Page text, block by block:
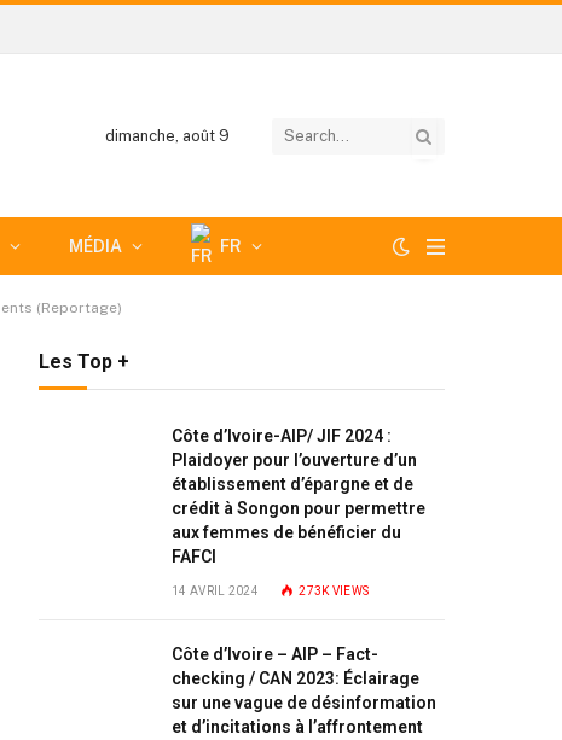
dimanche, août 9
MÉDIA FR
(Reportage)
Les Top +
Côte d’Ivoire-AIP/ JIF 2024 :
Plaidoyer pour l’ouverture d’un
établissement d’épargne et de
crédit à Songon pour permettre
aux femmes de bénéficier du
FAFCI
14 AVRIL 2024 273K VIEWS
Côte d’Ivoire – AIP – Fact-
checking / CAN 2023: Éclairage
sur une vague de désinformation
et d’incitations à l’affrontement